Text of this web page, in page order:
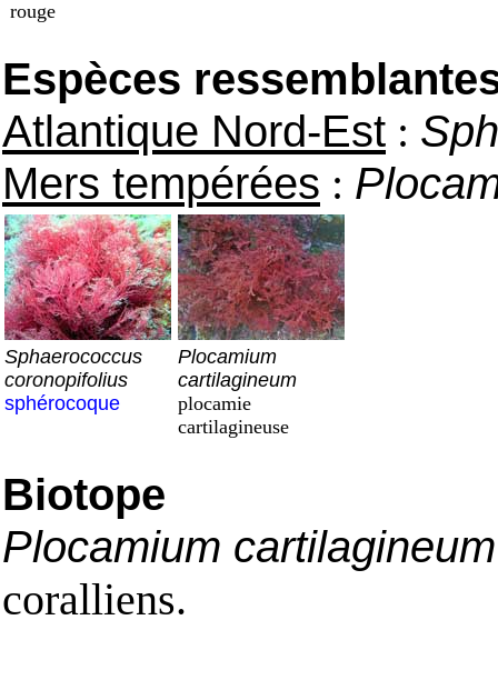
rouge
Espèces
Atlantique Nord-Est :
Mers tempérées :
Sphaerococcus
coronopifolius
sphérocoque
Plocamium
cartilagineum
plocamie
cartilagineuse
Biotope
Plocamium cartilagineum
coralliens.